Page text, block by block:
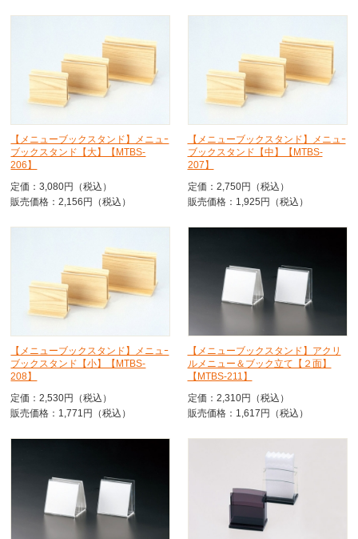
【メニューブックスタンド】メニュｰ
ブックスタンド【大】【MTBS-
206】
定価：3,080円（税込）
販売価格：2,156円（税込）
【メニューブックスタンド】メニュｰ
ブックスタンド【中】【MTBS-
207】
定価：2,750円（税込）
販売価格：1,925円（税込）
【メニューブックスタンド】メニュｰ
ブックスタンド【小】【MTBS-
208】
定価：2,530円（税込）
販売価格：1,771円（税込）
【メニューブックスタンド】アクリ
ルメニュー＆ブック立て【２面】
【MTBS-211】
定価：2,310円（税込）
販売価格：1,617円（税込）